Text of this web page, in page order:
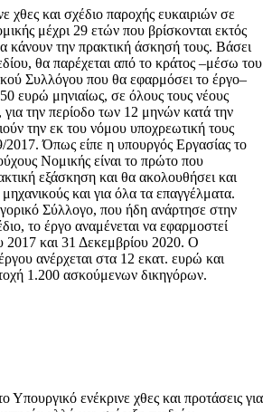
χθες και σχέδιο παροχής ευκαιριών σε
μέχρι 29 ετών που βρίσκονται εκτός
κάνουν την πρακτική άσκησή τους. Βάσει
θα παρέχεται από το κράτος –μέσω του
Συλλόγου που θα εφαρμόσει το έργο–
ευρώ μηνιαίως, σε όλους τους νέους
για την περίοδο των 12 μηνών κατά την
την εκ του νόμου υποχρεωτική τους
2017. Όπως είπε η υπουργός Εργασίας το
Νομικής είναι το πρώτο που
εξάσκηση και θα ακολουθήσει και
μηχανικούς και για όλα τα επαγγέλματα.
Σύλλογο, που ήδη ανάρτησε στην
το έργο αναμένεται να εφαρμοστεί
2017 και 31 Δεκεμβρίου 2020. Ο
ανέρχεται στα 12 εκατ. ευρώ και
1.200 ασκούμενων δικηγόρων.
ενέκρινε χθες και προτάσεις για